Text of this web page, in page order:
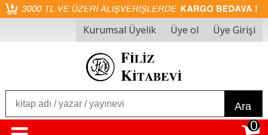
Kurumsal Üyelik Üye ol Üye Girişi
Ara
0